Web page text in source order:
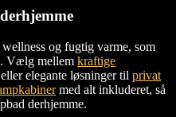
og fugtig varme, som
Vælg mellem kraftige
eller elegante løsninger til privat
med alt inkluderet, så
derhjemme.